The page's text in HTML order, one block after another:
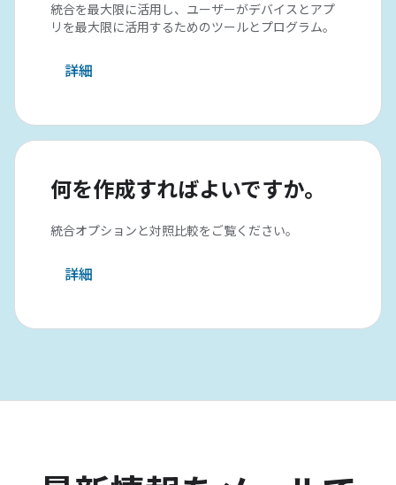
統合を最大限に活用し、ユーザーがデバイスとアプ
リを最大限に活用するためのツールとプログラム。
詳細
何を作成すればよいですか。
統合オプションと対照比較をご覧ください。
詳細